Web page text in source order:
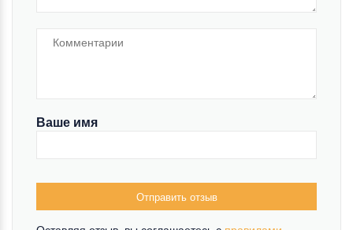
Ваше имя
Отправить отзыв